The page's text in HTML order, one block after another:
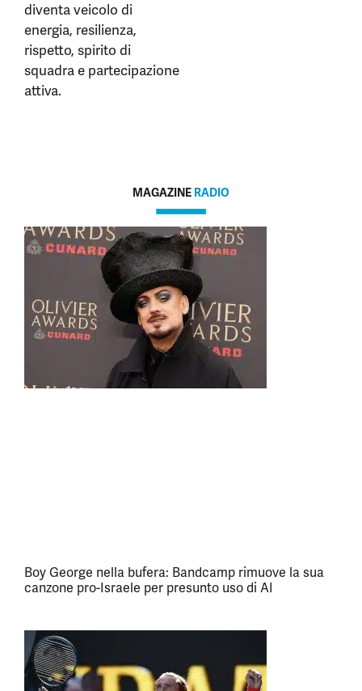
diventa veicolo di
energia, resilienza,
rispetto, spirito di
squadra e partecipazione
attiva.
MAGAZINE RADIO
Boy George nella bufera: Bandcamp rimuove la sua
canzone pro-Israele per presunto uso di AI